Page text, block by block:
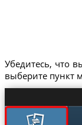
Убедитесь, что
выберите пункт